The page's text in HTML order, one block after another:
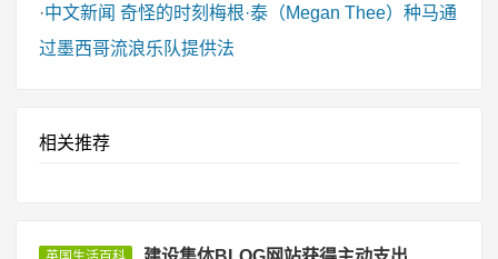
·中文新闻 奇怪的时刻梅根·泰（Megan Thee）种马通
过墨西哥流浪乐队提供法
相关推荐